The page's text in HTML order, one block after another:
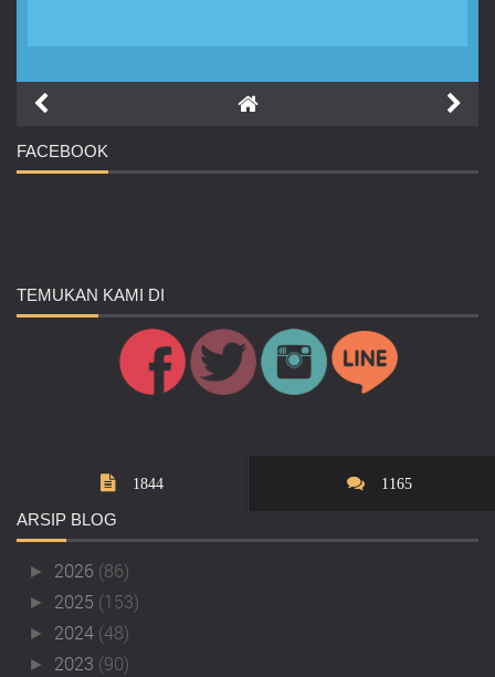
FACEBOOK
TEMUKAN KAMI DI
1844 1165
ARSIP BLOG
► 2026 (86)
► 2025 (153)
► 2024 (48)
► 2023 (90)